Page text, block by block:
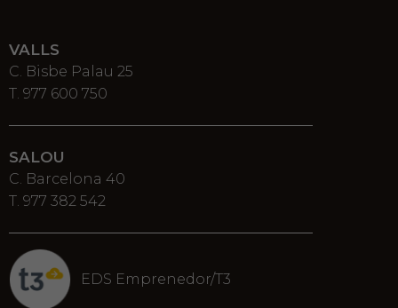
VALLS
C. Bisbe Palau 25
T. 977 600 750
SALOU
C. Barcelona 40
T. 977 382 542
EDS Emprenedor/T3